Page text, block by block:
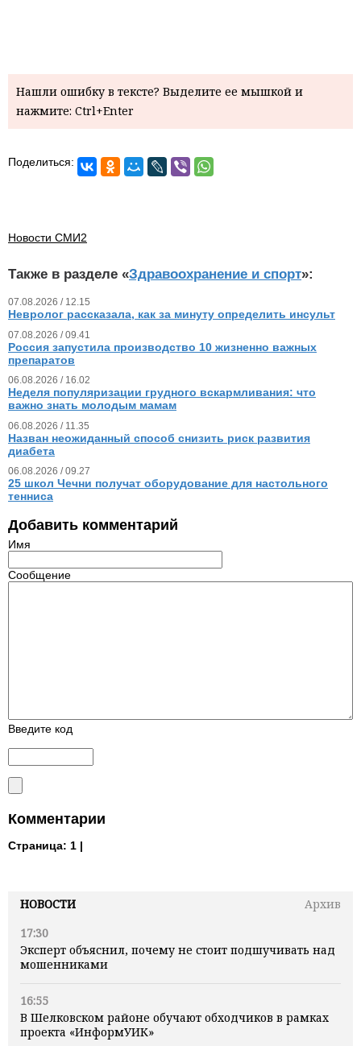
НОВОСТИ
Архив
17:30
Эксперт объяснил, почему не стоит подшучивать над
мошенниками
16:55
В Шелковском районе обучают обходчиков в рамках
проекта «ИнформУИК»
Нашли ошибку в тексте? Выделите ее мышкой и
нажмите: Ctrl+Enter
Поделиться:
Новости СМИ2
Также в разделе «Здравоохранение и спорт»:
07.08.2026 / 12.15
Невролог рассказала, как за минуту определить инсульт
07.08.2026 / 09.41
Россия запустила производство 10 жизненно важных
препаратов
06.08.2026 / 16.02
Неделя популяризации грудного вскармливания: что
важно знать молодым мамам
06.08.2026 / 11.35
Назван неожиданный способ снизить риск развития
диабета
06.08.2026 / 09.27
25 школ Чечни получат оборудование для настольного
тенниса
Добавить комментарий
Имя
Сообщение
Введите код
Комментарии
Страница: 1 |